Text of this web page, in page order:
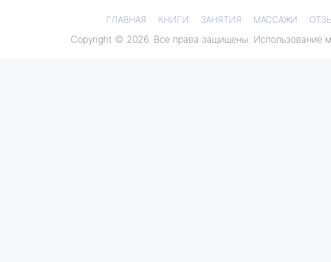
ГЛАВНАЯ КНИГИ ЗАНЯТИЯ МАССАЖИ
Copyright © 2026. Все права защищены. Использование